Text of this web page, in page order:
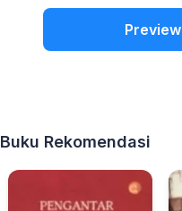
Preview
Buku Rekomendasi